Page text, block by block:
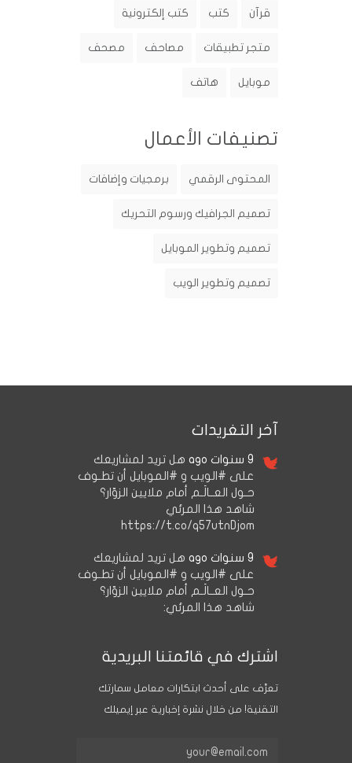
قرآن كتب كتب إلكترونية
متجر تطبيقات مصاحف مصحف
موبايل هاتف
تصنيفات الأعمال
المحتوى الرقمي برمجيات وإضافات
تصميم الجرافيك ورسوم التحريك
تصميم وتطوير الموبايل
تصميم وتطوير الويب
آخر التغريدات
9 سنوات ago
هل تريد لمشاريعك
على #الويب و #الموبايل أن تطـوف
حـول العــالَـم أمام ملايين الزوّار؟
شاهد هذا المرئي
https://t.co/q57utnDjom
9 سنوات ago
هل تريد لمشاريعك
على #الويب و #الموبايل أن تطـوف
حـول العــالَـم أمام ملايين الزوّار؟
شاهد هذا المرئي:
اشترك في قائمتنا البريدية
تعرَّف على أحدث ابتكارات معامل سمارتك
التقنية! من خلال نشرة إخبارية عبر إيميلك